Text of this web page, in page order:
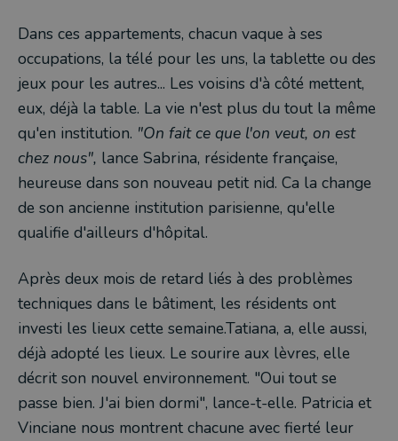
Dans ces appartements, chacun vaque à ses
occupations, la télé pour les uns, la tablette ou des
jeux pour les autres... Les voisins d'à côté mettent,
eux, déjà la table. La vie n'est plus du tout la même
qu'en institution. "On fait ce que l'on veut, on est
chez nous", lance Sabrina, résidente française,
heureuse dans son nouveau petit nid. Ca la change
de son ancienne institution parisienne, qu'elle
qualifie d'ailleurs d'hôpital.
Après deux mois de retard liés à des problèmes
techniques dans le bâtiment, les résidents ont
investi les lieux cette semaine.Tatiana, a, elle aussi,
déjà adopté les lieux. Le sourire aux lèvres, elle
décrit son nouvel environnement. "Oui tout se
passe bien. J'ai bien dormi", lance-t-elle. Patricia et
Vinciane nous montrent chacune avec fierté leur